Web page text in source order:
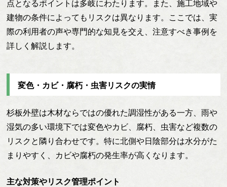
点となるポイントは多岐にわたります。また、施工地域や
建物の条件によってもリスクは異なります。ここでは、実
際の利用者の声や専門的な知見を交え、注意すべき事例を
詳しく解説します。
変色・カビ・腐朽・虫害リスクの実情
杉板外壁は木材ならではの優れた調湿性がある一方、雨や
湿気の多い環境下では変色やカビ、腐朽、虫害など複数の
リスクと隣り合わせです。特に北側や日陰部分は水分がた
まりやすく、カビや腐朽の発生率が高くなります。
主な対策やリスク管理ポイント